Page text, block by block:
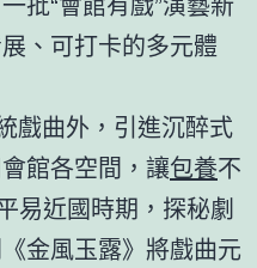
、可打卡的多元體
戲曲外，引進沉醉式
館各空間，讓包養不
易近國時期，探秘劇
金風玉露》將戲曲元